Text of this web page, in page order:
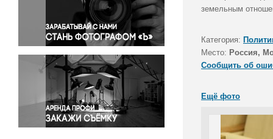
Правосудие
Происшествия и конфликты
Религия
Светская жизнь
Спорт
Экология
Экономика и бизнес
земельным
Категория:
Место: Россия,
Сообщить об
Ещё фото